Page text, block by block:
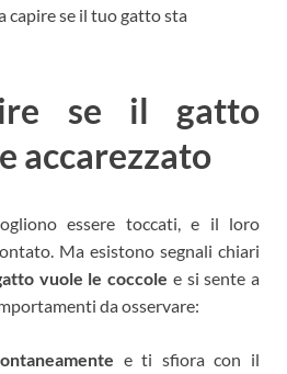
capire se il tuo gatto sta
se il gatto
accarezzato
essere toccati, e il loro
Ma esistono segnali chiari
vuole le coccole e si sente a
da osservare:
e ti sfiora con il